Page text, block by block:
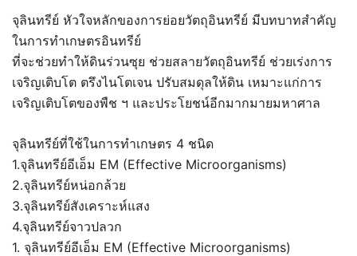
จุลินทรีย์ หัวใจหลักของการย่อยวัตถุอินทรีย์ มีบทบาทสำคัญ
ในการทำเกษตรอินทรีย์
ที่จะช่วยทำให้ดินร่วนซุย ช่วยสลายวัตถุอินทรีย์ ช่วยเร่งการ
เจริญเติบโต ตรึงไนโตเจน ปรับสมดุลให้ดิน เหมาะแก่การ
เจริญเติบโตของพืช ฯ และประโยชน์อีกมากมายมหาศาล
จุลินทรีย์ที่ใช้ในการทำเกษตร 4 ชนิด
1.จุลินทรีย์อีเอ็ม EM (Effective Microorganisms)
2.จุลินทรีย์หน่อกล้วย
3.จุลินทรีย์สังเคราะห์แสง
4.จุลินทรีย์จาวปลวก
1. จุลินทรีย์อีเอ็ม EM (Effective Microorganisms)